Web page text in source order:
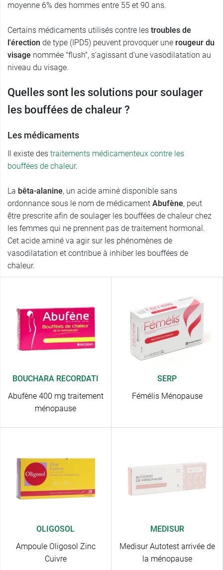
moyenne 6% des hommes entre 55 et 90 ans.
Certains médicaments utilisés contre les troubles de
l'érection de type (IPD5) peuvent provoquer une rougeur du
visage nommée "flush", s'agissant d'une vasodilatation au
niveau du visage.
Quelles sont les solutions pour soulager
les bouffées de chaleur ?
Les médicaments
Il existe des traitements médicamenteux contre les
bouffées de chaleur.
La bêta-alanine, un acide aminé disponible sans
ordonnance sous le nom de médicament Abufène, peut
être prescrite afin de soulager les bouffées de chaleur chez
les femmes qui ne prennent pas de traitement hormonal.
Cet acide aminé va agir sur les phénomènes de
vasodilatation et contribue à inhiber les bouffées de
chaleur.
BOUCHARA RECORDATI
Abufène 400 mg traitement
ménopause
SERP
Fémélis Ménopause
OLIGOSOL
Ampoule Oligosol Zinc
Cuivre
MEDISUR
Medisur Autotest arrivée de
la ménopause